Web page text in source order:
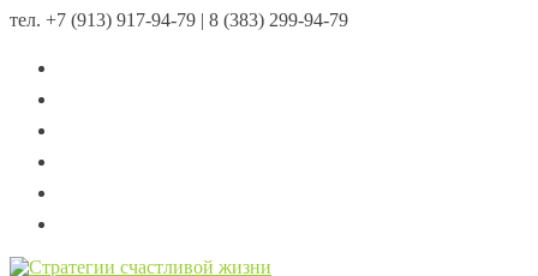
тел. +7 (913) 917-94-79 | 8 (383) 299-94-79